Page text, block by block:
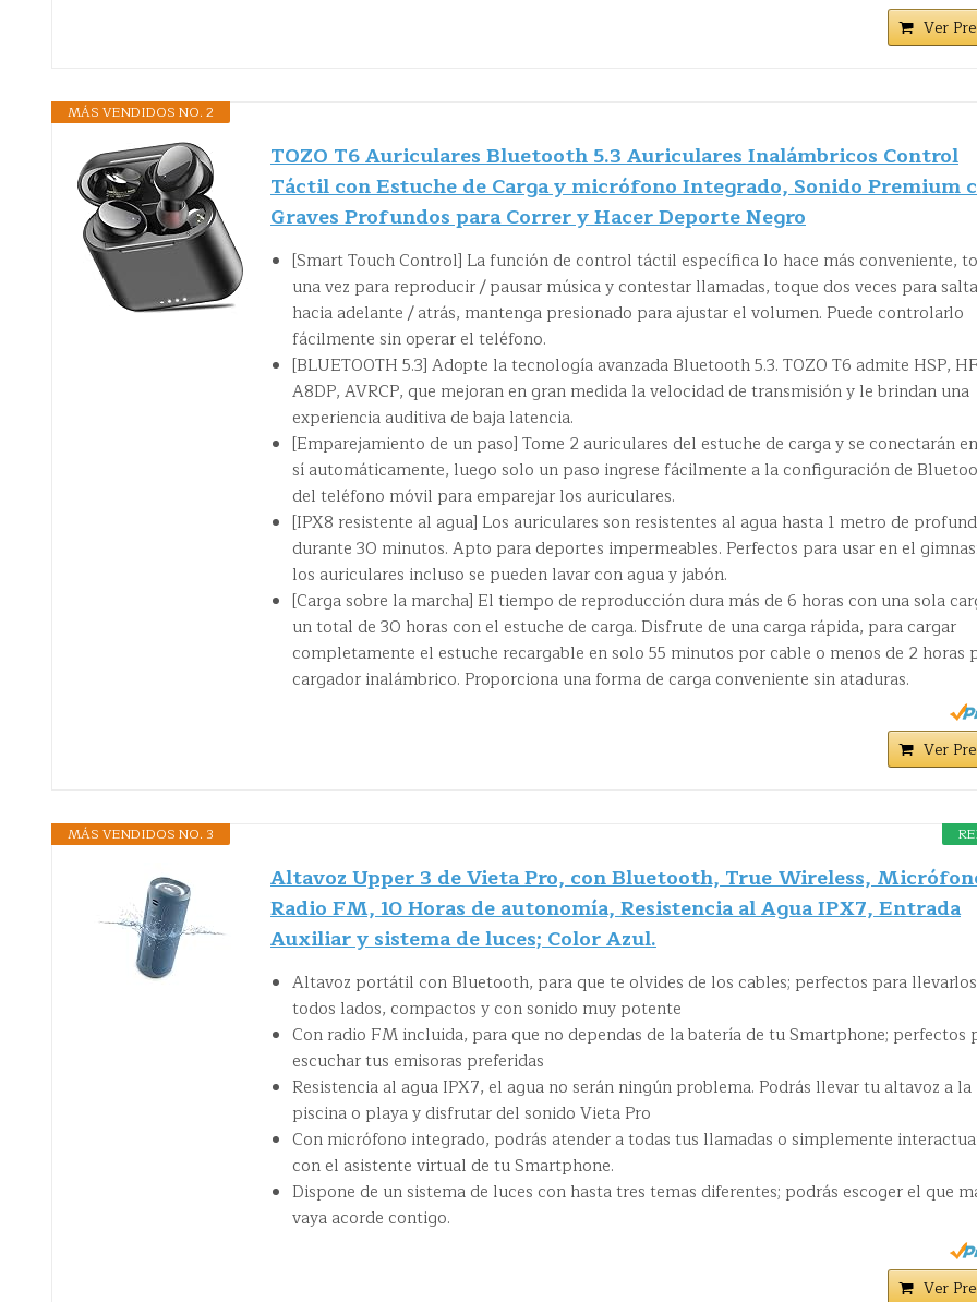
Ver
MÁS VENDIDOS NO. 2
TOZO T6 Auriculares Bluetooth 5.3 Auriculares Inalámbricos Control
Táctil con Estuche de Carga y micrófono Integrado, Sonido Premium
Graves Profundos para Correr y Hacer Deporte Negro
[Smart Touch Control] La función de control táctil específica lo hace más conveniente,
una vez para reproducir / pausar música y contestar llamadas, toque dos veces para
hacia adelante / atrás, mantenga presionado para ajustar el volumen. Puede controlarlo
fácilmente sin operar el teléfono.
[BLUETOOTH 5.3] Adopte la tecnología avanzada Bluetooth 5.3. TOZO T6 admite HSP,
A8DP, AVRCP, que mejoran en gran medida la velocidad de transmisión y le brindan una
experiencia auditiva de baja latencia.
[Emparejamiento de un paso] Tome 2 auriculares del estuche de carga y se conectarán
sí automáticamente, luego solo un paso ingrese fácilmente a la configuración de
del teléfono móvil para emparejar los auriculares.
[IPX8 resistente al agua] Los auriculares son resistentes al agua hasta 1 metro de
durante 30 minutos. Apto para deportes impermeables. Perfectos para usar en el
los auriculares incluso se pueden lavar con agua y jabón.
[Carga sobre la marcha] El tiempo de reproducción dura más de 6 horas con una sola
un total de 30 horas con el estuche de carga. Disfrute de una carga rápida, para cargar
completamente el estuche recargable en solo 55 minutos por cable o menos de 2 horas
cargador inalámbrico. Proporciona una forma de carga conveniente sin ataduras.
Ver
MÁS VENDIDOS NO. 3
Altavoz Upper 3 de Vieta Pro, con Bluetooth, True Wireless,
Radio FM, 10 Horas de autonomía, Resistencia al Agua IPX7, Entrada
Auxiliar y sistema de luces; Color Azul.
Altavoz portátil con Bluetooth, para que te olvides de los cables; perfectos para
todos lados, compactos y con sonido muy potente
Con radio FM incluida, para que no dependas de la batería de tu Smartphone; perfectos
escuchar tus emisoras preferidas
Resistencia al agua IPX7, el agua no serán ningún problema. Podrás llevar tu altavoz a la
piscina o playa y disfrutar del sonido Vieta Pro
Con micrófono integrado, podrás atender a todas tus llamadas o simplemente
con el asistente virtual de tu Smartphone.
Dispone de un sistema de luces con hasta tres temas diferentes; podrás escoger el que
vaya acorde contigo.
Ver